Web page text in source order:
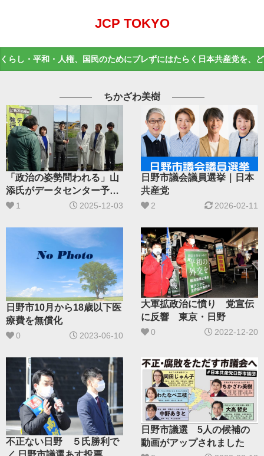
JCP TOKYO
くらし・平和・人権、国民のためにブレずにはたらく日本共産党を、
ちかざわ美樹
「政治の姿勢問われる」山
添氏がデータセンター予定
地調査
1 2025-12-03
日野市議会議員選挙｜日本
共産党
2 2026-02-11
日野市10月から18歳以下医
療費を無償化
0 2023-06-10
大軍拡政治に憤り 党宣伝
に反響 東京・日野
0 2022-12-20
不正ない日野 ５氏勝利で
日野市議選 5人の候補の
動画がアップされました